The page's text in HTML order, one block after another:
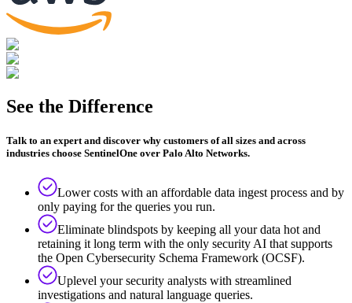
See the Difference
Talk to an expert and discover why customers of all sizes and across
industries choose SentinelOne over Palo Alto Networks.
Lower costs with an affordable data ingest process and by
only paying for the queries you run.
Eliminate blindspots by keeping all your data hot and
retaining it long term with the only security AI that supports
the Open Cybersecurity Schema Framework (OCSF).
Uplevel your security analysts with streamlined
investigations and natural language queries.